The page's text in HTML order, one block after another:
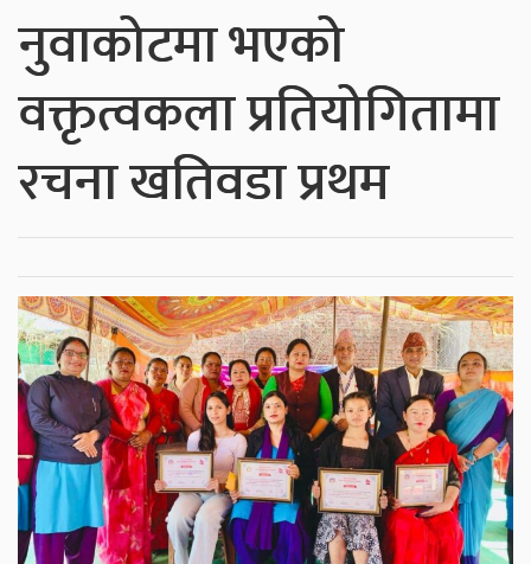
नुवाकोटमा भएको
वक्तृत्वकला प्रतियोगितामा
रचना खतिवडा प्रथम